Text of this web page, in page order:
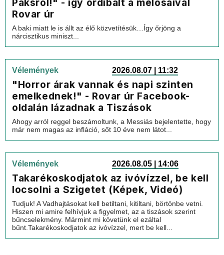
Paksról!" - így ordibált a melósaival
Rovar úr
A baki miatt le is állt az élő közvetítésük…Így őrjöng a
nárcisztikus miniszt...
Vélemények 2026.08.07 | 11:32
"Horror árak vannak és napi szinten
emelkednek!" - Rovar úr Facebook-
oldalán lázadnak a Tiszások
Ahogy arról reggel beszámoltunk, a Messiás bejelentette, hogy
már nem magas az infláció, sőt 10 éve nem látot...
Vélemények 2026.08.05 | 14:06
Takarékoskodjatok az ivóvízzel, be kell
locsolni a Szigetet (Képek, Videó)
Tudjuk! A Vadhajtásokat kell betiltani, kitiltani, börtönbe vetni.
Hiszen mi amire felhívjuk a figyelmet, az a tiszások szerint
bűncselekmény. Mármint mi követünk el ezáltal
bűnt.Takarékoskodjatok az ivóvízzel, mert be kell...